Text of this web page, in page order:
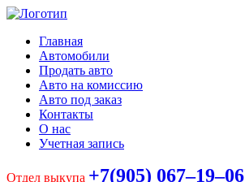
Главная
Автомобили
Продать авто
Авто на комиссию
Авто под заказ
Контакты
О нас
Учетная запись
Отдел выкупа +7(905) 067‒19‒06